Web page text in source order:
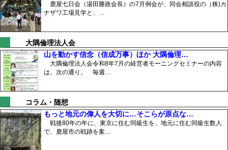
鹿屋七日会（湯田勝政会長）の7月例会が、同会相談役の（株)カ
ナザワ工場見学と、…
大隅倫理法人会
山を動かす信念（信成万事）ほか 大隅倫理…
大隅倫理法人会令和8年7月の経営者モーニングセミナーの内容
は、次の通り。 毎週…
コラム・随想
もっと地元の偉人を大切に…そこらが原点な…
戦後80年の年に、東京に住む同級生を、地元に住む同級生数人
で、鹿屋市の戦跡を案…